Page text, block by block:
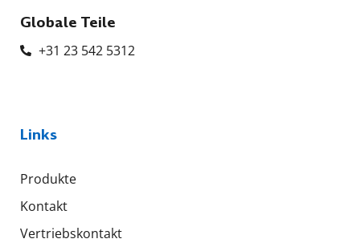
Globale Teile
+31 23 542 5312
Links
Produkte
Kontakt
Vertriebskontakt